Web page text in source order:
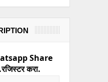
Share
करा.